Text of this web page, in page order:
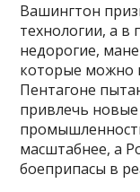
Вашингтон
технологии, а
недорогие,
которые можно
Пентагоне
привлечь
масштабнее, а
боеприпасы в